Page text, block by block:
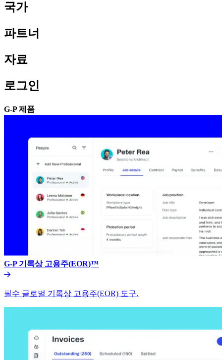
국가​​
파트너​​
자료​​
로그인​​
G-P 제품​​
G-P 기록상 고용주(EOR)™​​
필수 글로벌 기록상 고용주(EOR) 도구.​​